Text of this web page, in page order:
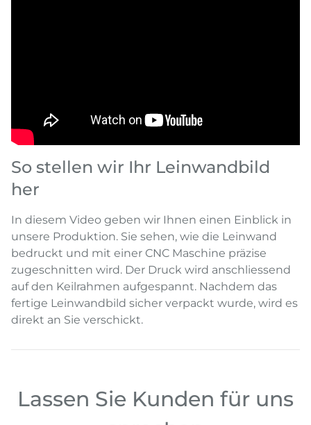
So stellen wir Ihr Leinwandbild
her
In diesem Video geben wir Ihnen einen Einblick in
unsere Produktion. Sie sehen, wie die Leinwand
bedruckt und mit einer CNC Maschine präzise
zugeschnitten wird. Der Druck wird anschliessend
auf den Keilrahmen aufgespannt. Nachdem das
fertige Leinwandbild sicher verpackt wurde, wird es
direkt an Sie verschickt.
Lassen Sie Kunden für uns